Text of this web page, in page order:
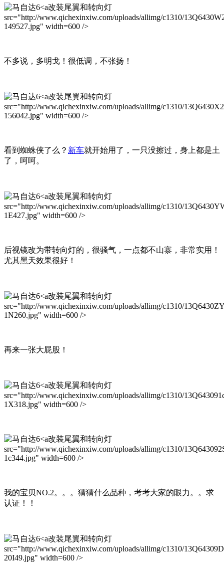
改装尾翼和转向灯
src="http://www.qichexinxiw.com/uploads/allimg/c1310/
149527.jpg" width=600 />
不多说，多明戈！很低调，不张扬！
改装尾翼和转向灯
src="http://www.qichexinxiw.com/uploads/allimg/c1310/
156042.jpg" width=600 />
看到蜘蛛侠了么？ 新车就开始用了，一只没擦过，身上都是土
了，呵呵。
改装尾翼和转向灯
src="http://www.qichexinxiw.com/uploads/allimg/c1310/
1E427.jpg" width=600 />
后视镜改为带转向灯的，很骚气，一点都不山寨，非常实用！
尤其黑天效果很好！
改装尾翼和转向灯
src="http://www.qichexinxiw.com/uploads/allimg/c1310/
1N260.jpg" width=600 />
再来一张大屁股！
改装尾翼和转向灯
src="http://www.qichexinxiw.com/uploads/allimg/c1310/
1X318.jpg" width=600 />
改装尾翼和转向灯
src="http://www.qichexinxiw.com/uploads/allimg/c1310/
1c344.jpg" width=600 />
我的宝贝NO.2。。。猜猜什么品种，考考大家的眼力。。求
认证！！
改装尾翼和转向灯
src="http://www.qichexinxiw.com/uploads/allimg/c1310/
20I49.jpg" width=600 />